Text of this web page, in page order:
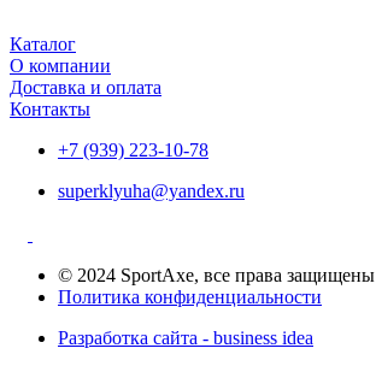
Каталог
О компании
Доставка и оплата
Контакты
+7 (939) 223-10-78
superklyuha@yandex.ru
© 2024 SportAxe, все права защищены
Политика конфиденциальности
Разработка сайта - business idea